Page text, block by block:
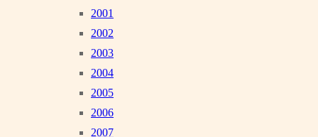
2001
2002
2003
2004
2005
2006
2007